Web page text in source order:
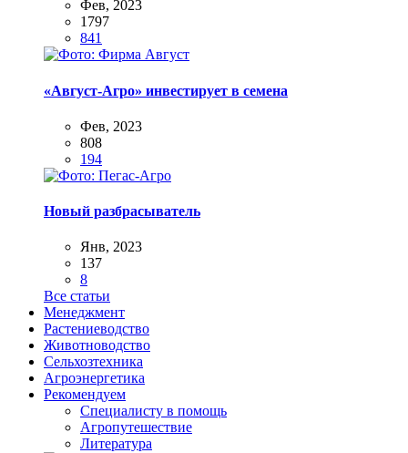
Фев, 2023
1797
841
«Август-Агро» инвестирует в семена
Фев, 2023
808
194
Новый разбрасыватель
Янв, 2023
137
8
Все статьи
Менеджмент
Растениеводство
Животноводство
Сельхозтехника
Агроэнергетика
Рекомендуем
Специалисту в помощь
Агропутешествие
Литература